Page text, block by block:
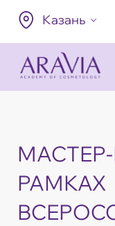
Казань
РАМКАХ